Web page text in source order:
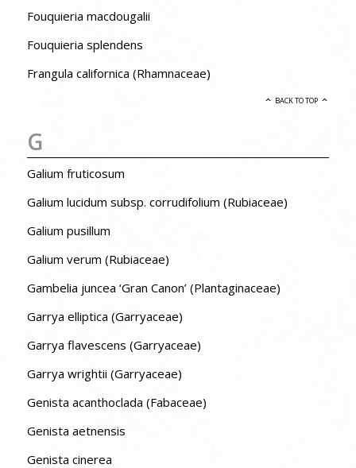
Fouquieria macdougalii
Fouquieria splendens
Frangula californica (Rhamnaceae)
BACK TO TOP
G
Galium fruticosum
Galium lucidum subsp. corrudifolium (Rubiaceae)
Galium pusillum
Galium verum (Rubiaceae)
Gambelia juncea ‘Gran Canon’ (Plantaginaceae)
Garrya elliptica (Garryaceae)
Garrya flavescens (Garryaceae)
Garrya wrightii (Garryaceae)
Genista acanthoclada (Fabaceae)
Genista aetnensis
Genista cinerea